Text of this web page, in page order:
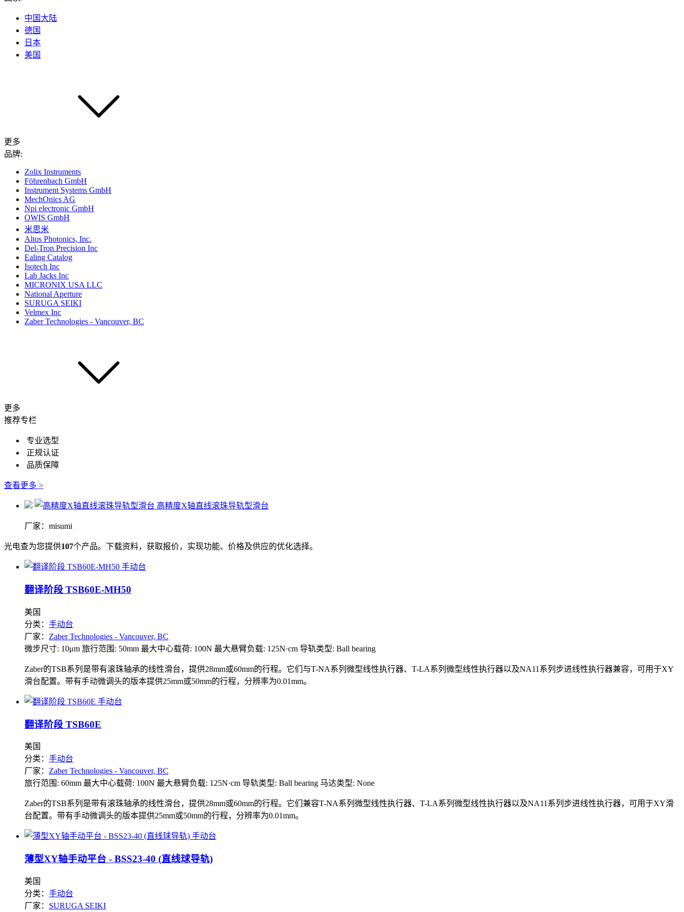
中国大陆
德国
日本
美国
更多
品牌:
Zolix Instruments
Föhrenbach GmbH
Instrument Systems GmbH
MechOnics AG
Npi electronic GmbH
OWIS GmbH
米思米
Altos Photonics, Inc.
Del-Tron Precision Inc
Ealing Catalog
Isotech Inc
Lab Jacks Inc
MICRONIX USA LLC
National Aperture
SURUGA SEIKI
Velmex Inc
Zaber Technologies - Vancouver, BC
更多
推荐专栏
专业选型
正规认证
品质保障
查看更多 >
高精度X轴直线滚珠导轨型滑台
厂家：misumi
光电查为您提供107个产品。下载资料，获取报价，实现功能、价格及供应的优化选择。
翻译阶段 TSB60E-MH50
美国
分类： 手动台
厂家： Zaber Technologies - Vancouver, BC
微步尺寸: 10μm 旅行范围: 50mm 最大中心载荷: 100N 最大悬臂负载: 125N·cm 导轨类型: Ball bearing
Zaber的TSB系列是带有滚珠轴承的线性滑台，提供28mm或60mm的行程。它们与T-NA系列微型线性执行器、T-LA系列微型线性执行器以及NA11系列步进线性执行器兼容，可用于XY
滑台配置。带有手动微调头的版本提供25mm或50mm的行程，分辨率为0.01mm。
翻译阶段 TSB60E
美国
分类： 手动台
厂家： Zaber Technologies - Vancouver, BC
旅行范围: 60mm 最大中心载荷: 100N 最大悬臂负载: 125N·cm 导轨类型: Ball bearing 马达类型: None
Zaber的TSB系列是带有滚珠轴承的线性滑台，提供28mm或60mm的行程。它们兼容T-NA系列微型线性执行器、T-LA系列微型线性执行器以及NA11系列步进线性执行器，可用于XY滑
台配置。带有手动微调头的版本提供25mm或50mm的行程，分辨率为0.01mm。
薄型XY轴手动平台 - BSS23-40 (直线球导轨)
美国
分类： 手动台
厂家： SURUGA SEIKI